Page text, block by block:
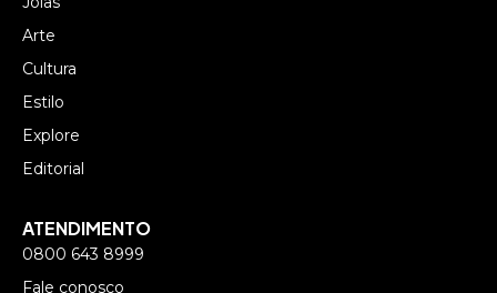
Arte
Cultura
Estilo
Explore
Editorial
ATENDIMENTO
0800 643 8999
Fale conosco